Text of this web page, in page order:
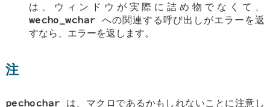
は、ウィンドウが実際に詰め物でなくて、
wecho_wchar への関連する呼び出しがエラーを返
すなら、エラーを返します。
注
pechochar は、マクロであるかもしれないことに注意し